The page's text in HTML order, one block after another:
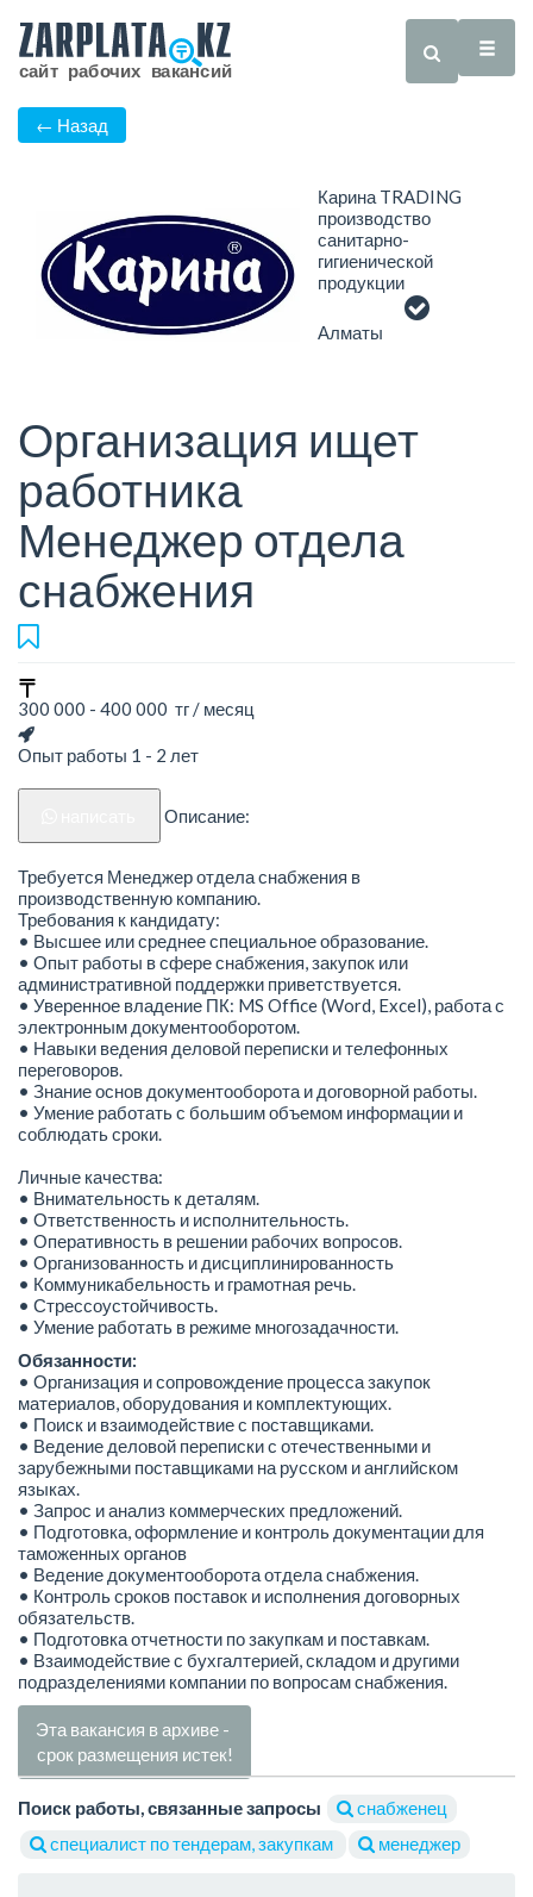
← Назад
Карина TRADING
производство
санитарно-
гигиенической
продукции
Алматы
Организация ищет
работника
Менеджер отдела
снабжения
300 000 - 400 000 тг / месяц
Опыт работы 1 - 2 лет
Описание:
Требуется Менеджер отдела снабжения в
производственную компанию.
Требования к кандидату:
• Высшее или среднее специальное образование.
• Опыт работы в сфере снабжения, закупок или
административной поддержки приветствуется.
• Уверенное владение ПК: MS Office (Word, Excel), работа с
электронным документооборотом.
• Навыки ведения деловой переписки и телефонных
переговоров.
• Знание основ документооборота и договорной работы.
• Умение работать с большим объемом информации и
соблюдать сроки.
Личные качества:
• Внимательность к деталям.
• Ответственность и исполнительность.
• Оперативность в решении рабочих вопросов.
• Организованность и дисциплинированность
• Коммуникабельность и грамотная речь.
• Стрессоустойчивость.
• Умение работать в режиме многозадачности.
Обязанности:
• Организация и сопровождение процесса закупок
материалов, оборудования и комплектующих.
• Поиск и взаимодействие с поставщиками.
• Ведение деловой переписки с отечественными и
зарубежными поставщиками на русском и английском
языках.
• Запрос и анализ коммерческих предложений.
• Подготовка, оформление и контроль документации для
таможенных органов
• Ведение документооборота отдела снабжения.
• Контроль сроков поставок и исполнения договорных
обязательств.
• Подготовка отчетности по закупкам и поставкам.
• Взаимодействие с бухгалтерией, складом и другими
подразделениями компании по вопросам снабжения.
Эта вакансия в архиве -
срок размещения истек!
Поиск работы, связанные запросы
снабженец
специалист по тендерам, закупкам
менеджер